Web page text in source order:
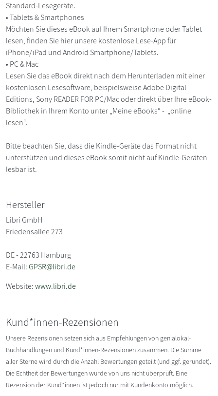
Standard-Lesegeräte.
• Tablets & Smartphones
Möchten Sie dieses eBook auf Ihrem Smartphone oder Tablet
lesen, finden Sie hier unsere kostenlose Lese-App für
iPhone/iPad und Android Smartphone/Tablets.
• PC & Mac
Lesen Sie das eBook direkt nach dem Herunterladen mit einer
kostenlosen Lesesoftware, beispielsweise Adobe Digital
Editions, Sony READER FOR PC/Mac oder direkt über Ihre eBook-
Bibliothek in Ihrem Konto unter „Meine eBooks“ - „online
lesen“.
Bitte beachten Sie, dass die Kindle-Geräte das Format nicht
unterstützen und dieses eBook somit nicht auf Kindle-Geräten
lesbar ist.
Hersteller
Libri GmbH
Friedensallee 273
DE - 22763 Hamburg
E-Mail:GPSR@libri.de
Website:www.libri.de
Kund*innen-Rezensionen
Unsere Rezensionen setzen sich aus Empfehlungen von genialokal-
Buchhandlungen und Kund*innen-Rezensionen zusammen. Die Summe
aller Sterne wird durch die Anzahl Bewertungen geteilt (und ggf. gerundet).
Die Echtheit der Bewertungen wurde von uns nicht überprüft. Eine
Rezension der Kund*innen ist jedoch nur mit Kundenkonto möglich.